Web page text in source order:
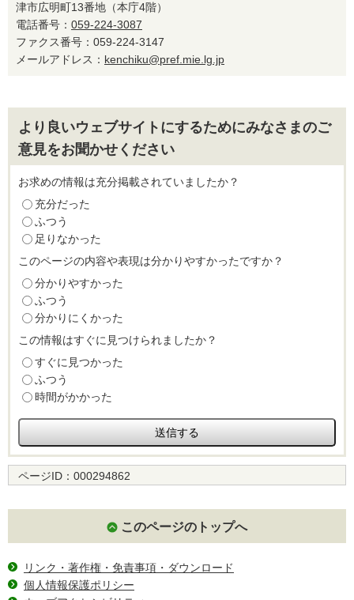
津市広明町13番地（本庁4階）
電話番号： 059-224-3087
ファクス番号：059-224-3147
メールアドレス： kenchiku@pref.mie.lg.jp
より良いウェブサイトにするためにみなさまのご
意見をお聞かせください
お求めの情報は充分掲載されていましたか？
充分だった
ふつう
足りなかった
このページの内容や表現は分かりやすかったですか？
分かりやすかった
ふつう
分かりにくかった
この情報はすぐに見つけられましたか？
すぐに見つかった
ふつう
時間がかかった
ページID： 000294862
このページのトップへ
リンク・著作権・免責事項・ダウンロード
個人情報保護ポリシー